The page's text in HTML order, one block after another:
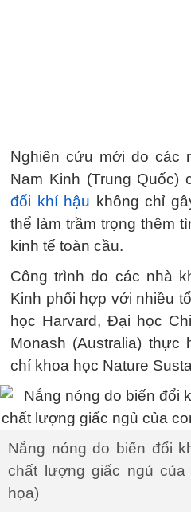
Nghiên cứu mới do các
Nam Kinh (Trung Quốc)
đổi khí hậu không chỉ
thể làm trầm trọng thêm
kinh tế toàn cầu.
Công trình do các nhà
Kinh phối hợp với nhiều
học Harvard, Đại học
Monash (Australia) thực
chí khoa học Nature
Nắng nóng do biến đổi
chất lượng giấc ngủ
họa)